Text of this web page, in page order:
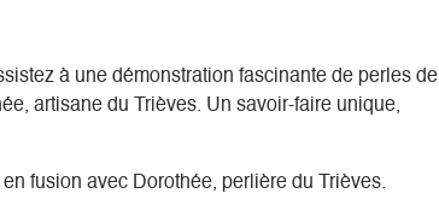
à une démonstration fascinante de perles de
artisane du Trièves. Un savoir-faire unique,
fusion avec Dorothée, perlière du Trièves.